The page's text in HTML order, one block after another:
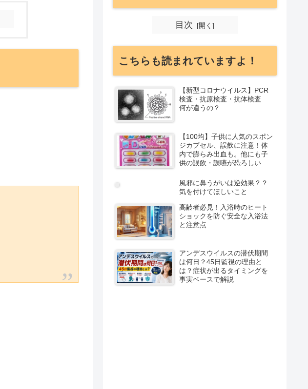
目次
こちらも読まれていますよ！
【新型コロナウイルス】PCR
検査・抗原検査・抗体検査
何が違うの？
【100均】子供に人気のスポン
ジカプセル、誤飲に注意！体
内で膨らみ出血も。他にも子
供の誤飲・誤嚥が恐ろしいも
風邪に鼻うがいは逆効果？？
気を付けてほしいこと
高齢者必見！入浴時のヒート
ショックを防ぐ安全な入浴法
と注意点
アンデスウイルスの潜伏期間
は何日？45日監視の理由と
は？症状が出るタイミングを
事実ベースで解説